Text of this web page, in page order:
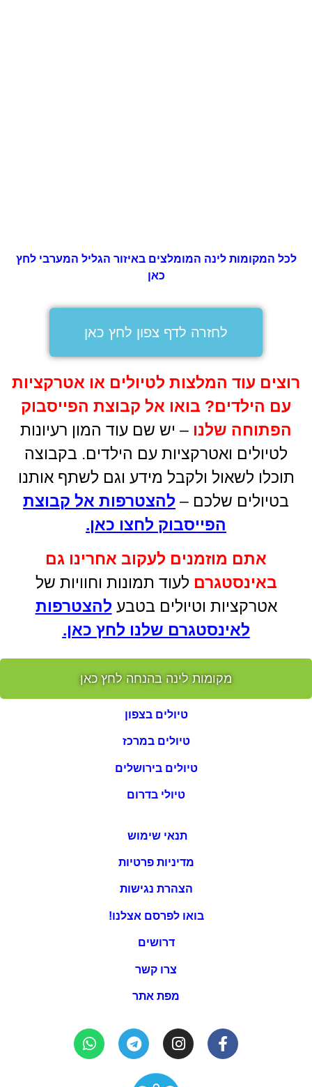
לכל המקומות לינה המומלצים באיזור הגליל המערבי לחץ
כאן
לחזרה לדף צפון לחץ כאן
רוצים עוד המלצות לטיולים או אטרקציות
עם הילדים? בואו אל קבוצת הפייסבוק
הפתוחה שלנו – יש שם עוד המון רעיונות
לטיולים ואטרקציות עם הילדים. בקבוצה
תוכלו לשאול ולקבל מידע וגם לשתף אותנו
בטיולים שלכם – להצטרפות אל קבוצת
הפייסבוק לחצו כאן.
אתם מוזמנים לעקוב אחרינו גם
באינסטגרם לעוד תמונות וחוויות של
אטרקציות וטיולים בטבע להצטרפות
לאינסטגרם שלנו לחץ כאן.
מקומות לינה בהנחה לחץ כאן
טיולים בצפון
טיולים במרכז
טיולים בירושלים
טיולי בדרום
תנאי שימוש
מדיניות פרטיות
הצהרת נגישות
בואו לפרסם אצלנו!
דרושים
צרו קשר
מפת אתר